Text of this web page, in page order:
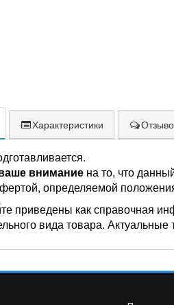
Характеристики
внимание на то, что
определяемой
приведены как справочная
вида товара.